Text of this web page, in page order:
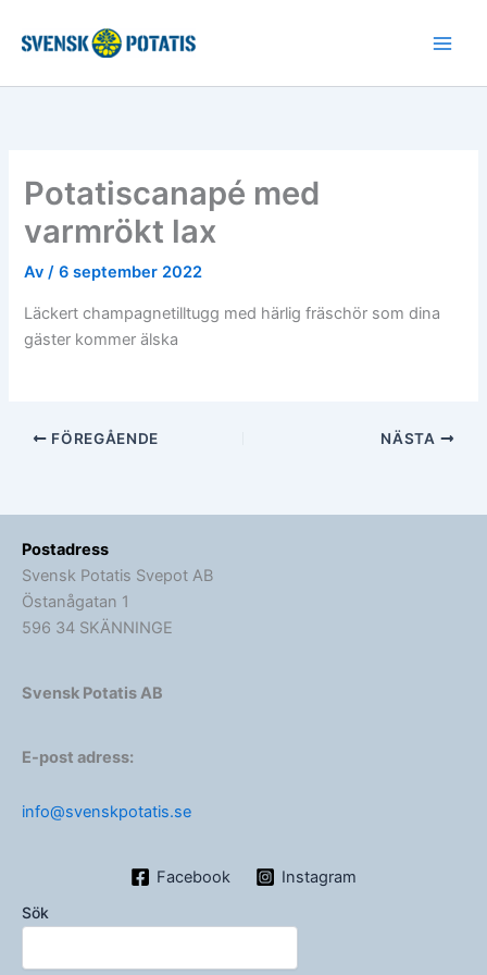
Potatiscanapé med
varmrökt lax
Av/6 september 2022
Läckert champagnetilltugg med härlig fräschör som dina
gäster kommer älska
FÖREGÅENDE NÄSTA
Postadress
Svensk Potatis Svepot AB
Östanågatan 1
596 34 SKÄNNINGE
Svensk Potatis AB
E-post adress:
info@svenskpotatis.se
Facebook Instagram
Sök